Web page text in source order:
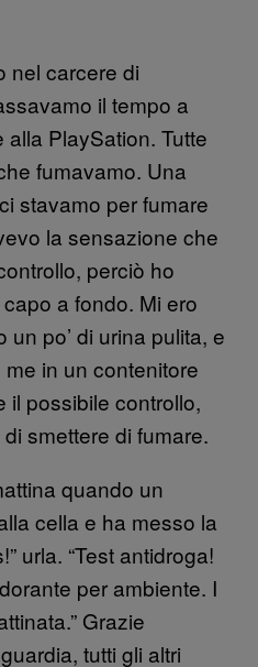
nel carcere di
il tempo a
PlaySation. Tutte
fumavamo. Una
stavamo per fumare
la sensazione che
perciò ho
a fondo. Mi ero
po’ di urina pulita, e
in un contenitore
il possibile controllo,
smettere di fumare.
quando un
cella e ha messo la
urla. “Test antidroga!
per ambiente. I
Grazie
tutti gli altri